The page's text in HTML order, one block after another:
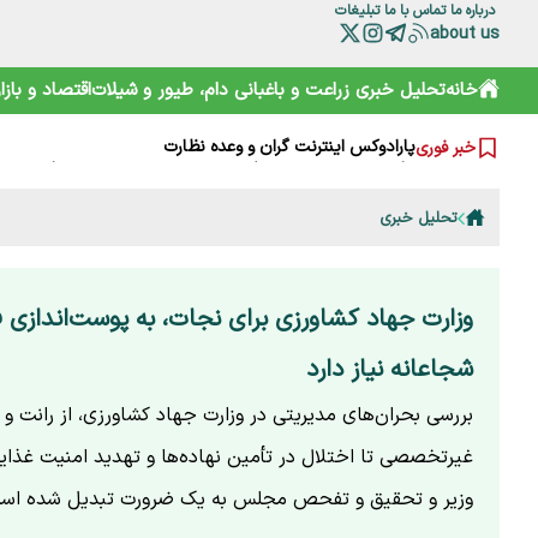
درباره ما تماس با ما تبلیغات
about us
خانهتحلیل خبری زراعت و باغبانی دام، طیور و شیلاتاقتصاد و
خبر فوری
مرد سه‌هزار چهره مهران مدیری روی آنتن می‌رود؛ زمان پخش و
رکوردشکنی بانک کشاورزی در تجهیز منابع؛ گامی بلند برای
پارادوکس اینترنت گران و وعده نظارت
برگزاری با کیفیت نمایشگاه راه جلب نظر مشارکت‌ کنندگان
قانون یا فرهنگ؟ پشت پرده ممنوعیت آفرود سواری در ایران
شایسته‌سالاری پیشکش؛ چرا مدیران مسئله‌دار وزارت
تحلیل خبری
وزارت جهاد کشاورزی برای نجات، به
شجاعانه نیاز دارد‌
بررسی بحران‌های مدیریتی در وزارت جهاد کشاورزی، از رانت و
غیرتخصصی تا اختلال در تأمین نهاده‌ها و تهدید امنیت
وزیر و تحقیق و تفحص مجلس به یک ضرورت تبدیل شده